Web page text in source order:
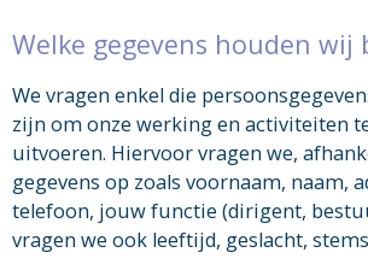
Welke gegevens houden wij
We vragen enkel die
zijn om onze werking en activiteiten
uitvoeren. Hiervoor vragen we,
gegevens op zoals voornaam, naam,
telefoon, jouw functie (dirigent,
vragen we ook leeftijd, geslacht,